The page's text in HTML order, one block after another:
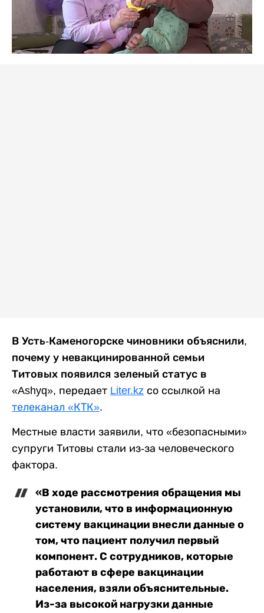
В Усть-Каменогорске чиновники объяснили,
почему у невакцинированной семьи
Титовых появился зеленый статус в
«Ashyq», передает Liter.kz со ссылкой на
телеканал «КТК».
Местные власти заявили, что «безопасными»
супруги Титовы стали из-за человеческого
фактора.
«В ходе рассмотрения обращения мы
установили, что в информационную
систему вакцинации внесли данные о
том, что пациент получил первый
компонент. С сотрудников, которые
работают в сфере вакцинации
населения, взяли объяснительные.
Из-за высокой нагрузки данные